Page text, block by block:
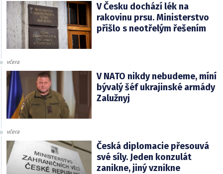
V Česku dochází lék na
rakovinu prsu. Ministerstvo
přišlo s neotřelým řešením
včera
V NATO nikdy nebudeme, míní
bývalý šéf ukrajinské armády
Zalužnyj
včera
Česká diplomacie přesouvá
své síly. Jeden konzulát
zanikne, jiný vznikne